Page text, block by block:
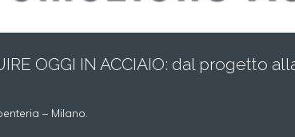
OGGI IN ACCIAIO: dal progetto
– Milano.